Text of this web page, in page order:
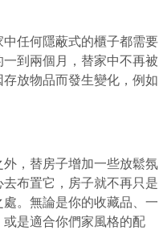
任何隱蔽式的櫃子都需要
到兩個月，替家中不再被
放物品而發生變化，例如
，替房子增加一些放鬆氛
布置它，房子就不再只是
。無論是你的收藏品、一
是適合你們家風格的配